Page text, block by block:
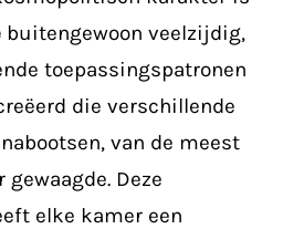
buitengewoon veelzijdig,
toepassingspatronen
die verschillende
van de meest
Deze
elke kamer een